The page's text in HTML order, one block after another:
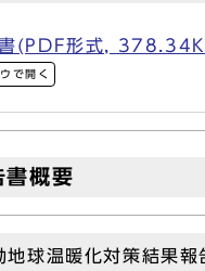
(PDF形式,
で開く
書概要
地球温暖化対策結果報